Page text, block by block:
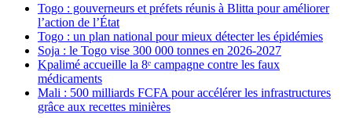
Togo : gouverneurs et préfets réunis à Blitta pour améliorer
l’action de l’État
Togo : un plan national pour mieux détecter les épidémies
Soja : le Togo vise 300 000 tonnes en 2026-2027
Kpalimé accueille la 8ᵉ campagne contre les faux
médicaments
Mali : 500 milliards FCFA pour accélérer les infrastructures
grâce aux recettes minières